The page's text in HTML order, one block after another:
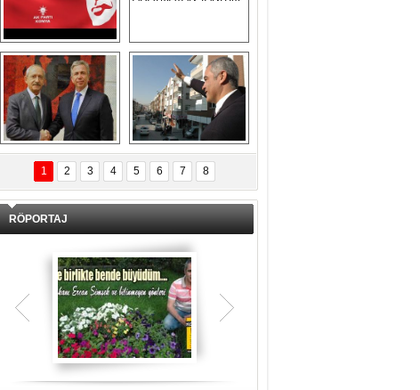
Asla Yalnız
Yürümeyeceksin
Uzun Adam
GÖKÇEK'TEN
HOLLYWOOD
FİLMLERİNİ
ARATMAYAN
TANITIM
DAL İÇERİ ZÜBÜK!
ERCAN ŞİMŞEK
GÖLBAŞI'NDA
KASIRGA ETKİSİ
YARATTI !
1 2 3 4 5 6 7 8
RÖPORTAJ
Teşrik tekbiri nedir? Ne anlama gelir?